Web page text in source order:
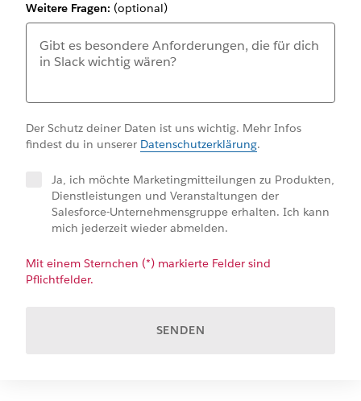
Weitere Fragen: (optional)
Der Schutz deiner Daten ist uns wichtig. Mehr Infos
findest du in unserer Datenschutzerklärung.
Ja, ich möchte Marketingmitteilungen zu Produkten,
Dienstleistungen und Veranstaltungen der
Salesforce-Unternehmensgruppe erhalten. Ich kann
mich jederzeit wieder abmelden.
Mit einem Sternchen (*) markierte Felder sind
Pflichtfelder.
SENDEN